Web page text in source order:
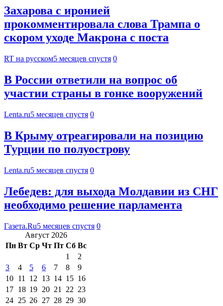
Захарова с иронией
прокомментировала слова Трампа о
скором уходе Макрона с поста
RT на русском5 месяцев спустя 0
В России ответили на вопрос об
участии страны в гонке вооружений
Lenta.ru5 месяцев спустя 0
В Крыму отреагировали на позицию
Турции по полуострову
Lenta.ru5 месяцев спустя 0
Лебедев: для выхода Молдавии из СНГ
необходимо решение парламента
Газета.Ru5 месяцев спустя 0
Август 2026
Пн Вт Ср Чт Пт Сб Вс
1
2
3
4 5 6 7 8
9
10 11 12 13 14 15 16
17 18 19 20 21 22 23
24 25 26 27 28 29 30